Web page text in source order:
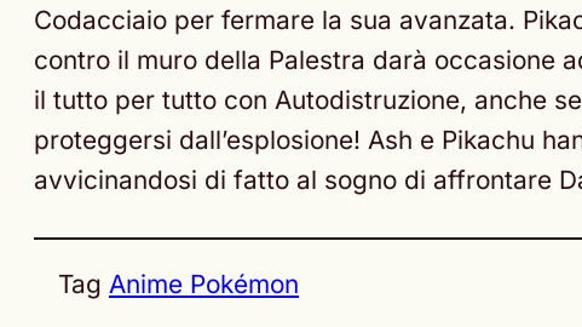
Codacciaio per fermare la sua avanzata.
contro il muro della Palestra darà occasione
il tutto per tutto con Autodistruzione, anche
proteggersi dall’esplosione! Ash e Pikachu
avvicinandosi di fatto al sogno di affrontare
Tag Anime Pokémon